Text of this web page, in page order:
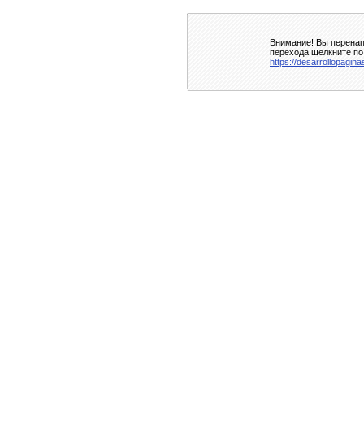
Внимание! Вы
перехода щелкните
https://